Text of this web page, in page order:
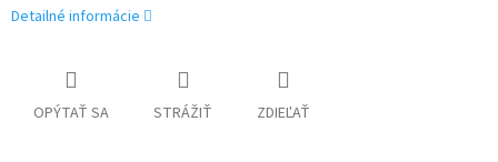
Detailné informácie
OPÝTAŤ SA STRÁŽIŤ ZDIEĽAŤ